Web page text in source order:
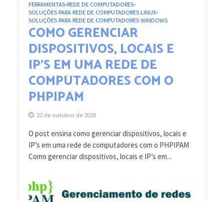
FERRAMENTAS•REDE DE COMPUTADORES•
SOLUÇÕES PARA REDE DE COMPUTADORES LINUX•
SOLUÇÕES PARA REDE DE COMPUTADORES WINDOWS
COMO GERENCIAR
DISPOSITIVOS, LOCAIS E
IP’S EM UMA REDE DE
COMPUTADORES COM O
PHPIPAM
22 de outubro de 2020
O post ensina como gerenciar dispositivos, locais e
IP’s em uma rede de computadores com o PHPIPAM
Como gerenciar dispositivos, locais e IP’s em...